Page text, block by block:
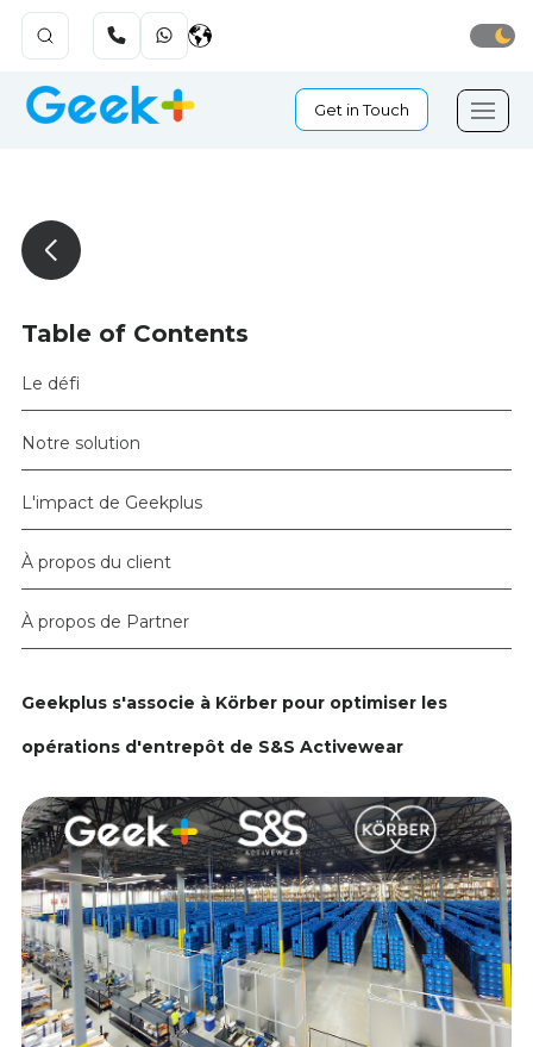
Get in Touch
Table of Contents
Le défi
Notre solution
L'impact de Geekplus
À propos du client
À propos de Partner
Geekplus s'associe à Körber pour optimiser les
opérations d'entrepôt de S&S Activewear